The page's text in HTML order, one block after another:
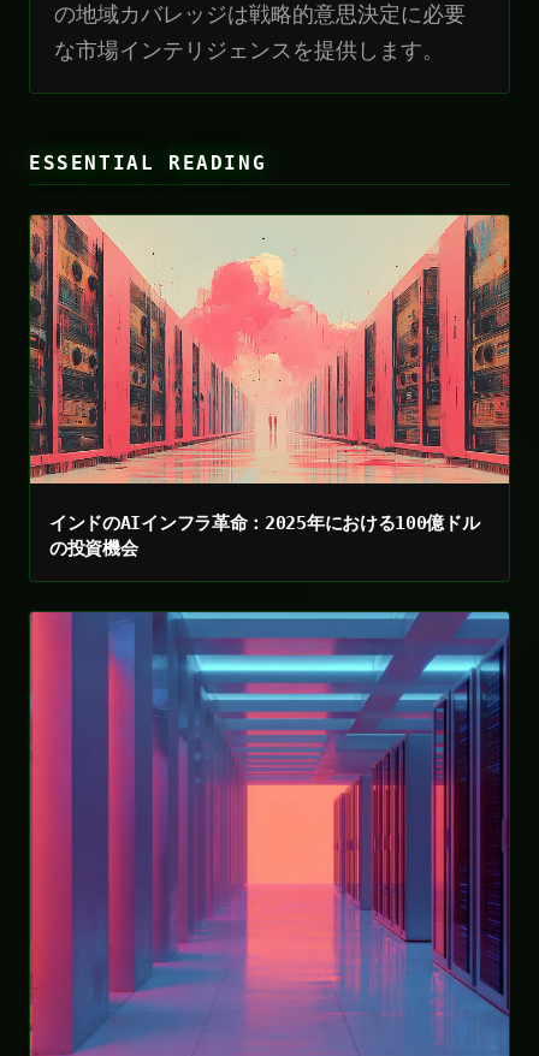
の地域カバレッジは戦略的意思決定に必要
な市場インテリジェンスを提供します。
ESSENTIAL READING
インドのAIインフラ革命：2025年における100億ドル
の投資機会